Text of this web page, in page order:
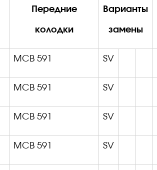
Передние
колодки
Варианты
замены
MCB 591 SV
MCB 591 SV
MCB 591 SV
MCB 591 SV